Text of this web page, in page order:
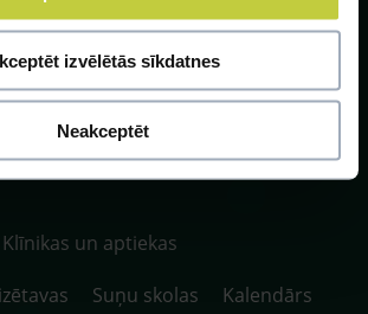
izvēlētās sīkdatnes
Neakceptēt
Rīga, Latvija, LV-1058.
10:00-16:00
Klīnikas un aptiekas
Suņu skolas
Kalendārs